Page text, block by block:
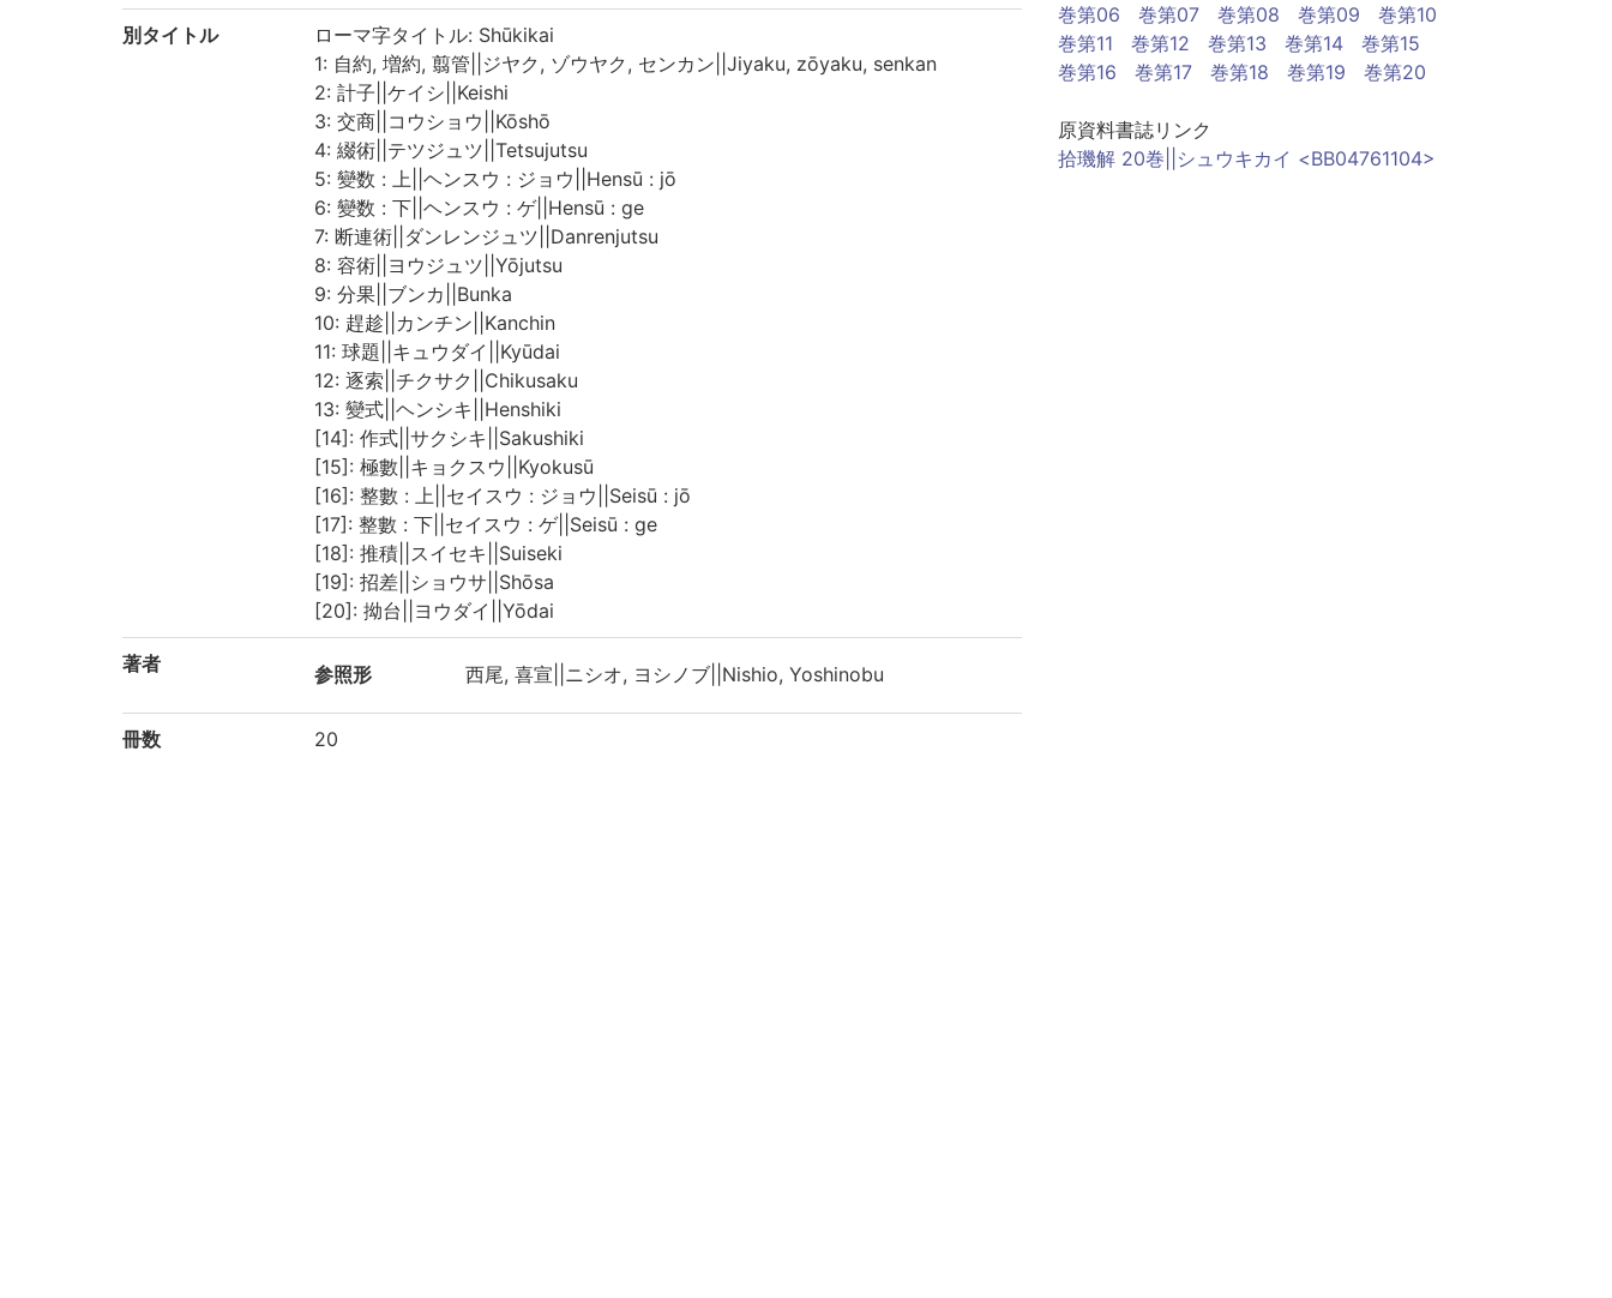
別タイトル
ローマ字タイトル: Shūkikai
1: 自約, 増約, 翦管||ジヤク, ゾウヤク, センカン||Jiyaku, zōyaku, senkan
2: 計子||ケイシ||Keishi
3: 交商||コウショウ||Kōshō
4: 綴術||テツジュツ||Tetsujutsu
5: 變数 : 上||ヘンスウ : ジョウ||Hensū : jō
6: 變数 : 下||ヘンスウ : ゲ||Hensū : ge
7: 断連術||ダンレンジュツ||Danrenjutsu
8: 容術||ヨウジュツ||Yōjutsu
9: 分果||ブンカ||Bunka
10: 趕趁||カンチン||Kanchin
11: 球題||キュウダイ||Kyūdai
12: 逐索||チクサク||Chikusaku
13: 變式||ヘンシキ||Henshiki
[14]: 作式||サクシキ||Sakushiki
[15]: 極數||キョクスウ||Kyokusū
[16]: 整數 : 上||セイスウ : ジョウ||Seisū : jō
[17]: 整數 : 下||セイスウ : ゲ||Seisū : ge
[18]: 推積||スイセキ||Suiseki
[19]: 招差||ショウサ||Shōsa
[20]: 拗台||ヨウダイ||Yōdai
著者 参照形 西尾, 喜宣||ニシオ, ヨシノブ||Nishio, Yoshinobu
冊数 20
巻第06
巻第07 巻第08 巻第09
巻第10
巻第11
巻第12 巻第13 巻第14
巻第15
巻第16
巻第17 巻第18 巻第19 巻第20
原資料書誌リンク
拾璣解 20巻||シュウキカイ <BB04761104>